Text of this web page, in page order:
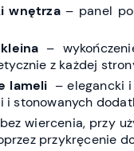
wnętrza– panel
–
z każdej
lameli – elegancki
i stonowanych
wiercenia, przy
przykręcenie